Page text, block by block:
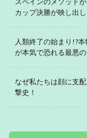
カップ決勝が映し出
人類終了の始まり!?
が本気で恐れる最悪
なぜ私たちは顔に支
撃史！